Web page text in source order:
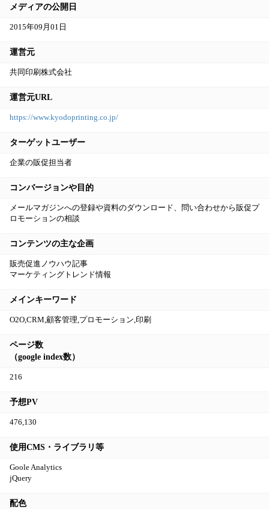
メディアの公開日
2015年09月01日
運営元
共同印刷株式会社
運営元URL
https://www.kyodoprinting.co.jp/
ターゲットユーザー
企業の販促担当者
コンバージョンや目的
メールマガジンへの登録や資料のダウンロード、問い合わせから販促プ
ロモーションの相談
コンテンツの主な企画
販売促進ノウハウ記事
マーケティングトレンド情報
メインキーワード
O2O,CRM,顧客管理,プロモーション,印刷
ページ数
（google index数）
216
予想PV
476,130
使用CMS・ライブラリ等
Goole Analytics
jQuery
配色